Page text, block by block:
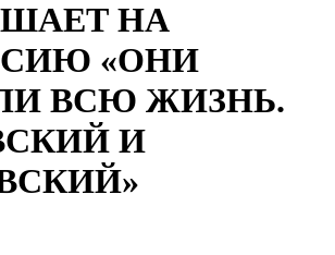
НА
«ОНИ
ВСЮ ЖИЗНЬ.
И